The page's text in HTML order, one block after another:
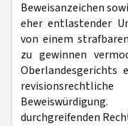
Beweisanzeichen
eher entlastender
von einem
zu gewinnen
Oberlandesgerichts
durchgreifenden